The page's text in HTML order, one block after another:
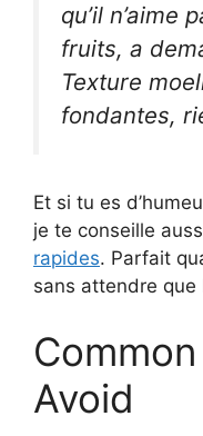
qu’il n’aime
fruits, a
Texture
fondantes,
Et si tu es
je te conseille
rapides. Parfait
sans attendre
Avoid